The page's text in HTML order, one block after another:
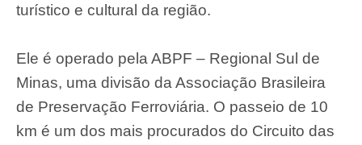
turístico e cultural da região.
Ele é operado pela ABPF – Regional Sul de
Minas, uma divisão da Associação Brasileira
de Preservação Ferroviária. O passeio de 10
km é um dos mais procurados do Circuito das